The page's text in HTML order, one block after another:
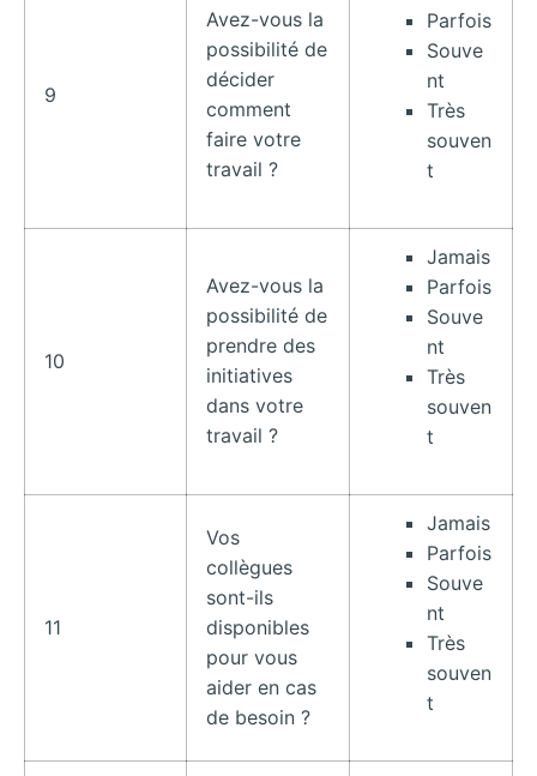
9
Avez-vous la
possibilité de
décider
comment
faire votre
travail ?
Parfois
Souve
nt
Très
souven
t
10
Avez-vous la
possibilité de
prendre des
initiatives
dans votre
travail ?
Jamais
Parfois
Souve
nt
Très
souven
t
11
Vos
collègues
sont-ils
disponibles
pour vous
aider en cas
de besoin ?
Jamais
Parfois
Souve
nt
Très
souven
t